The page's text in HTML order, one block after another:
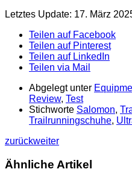
Letztes Update: 17. März
Teilen auf Facebook
Teilen auf Pinterest
Teilen auf LinkedIn
Teilen via Mail
Abgelegt unter
Review, Test
Stichworte Salomon,
Trailrunningschuhe,
zurückweiter
Ähnliche Artikel